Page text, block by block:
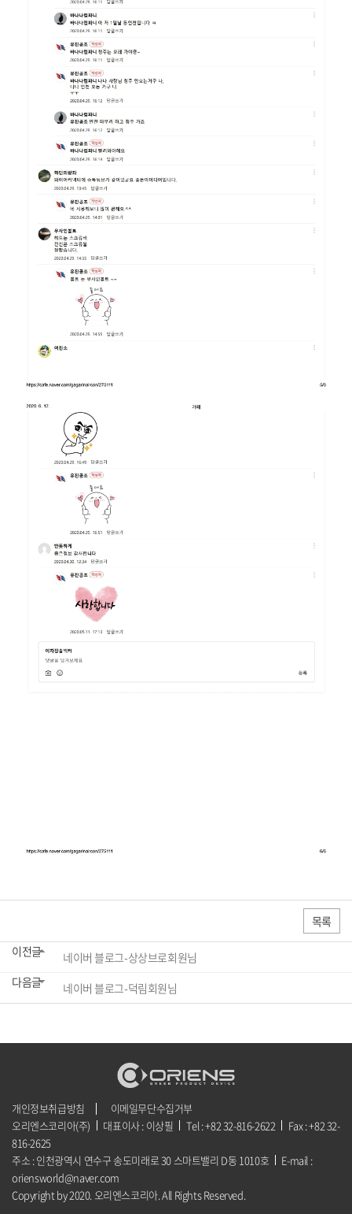
목록
이전글
네이버 블로그-상상브로회원님
다음글
네이버 블로그-덕림회원님
개인정보취급방침
이메일무단수집거부
오리엔스코리아(주)
대표이사 : 이상필 Tel : +82 32-816-2622
Fax : +82 32-
816-2625
주소 : 인천광역시 연수구 송도미래로 30 스마트밸리 D동 1010호
E-mail :
oriensworld@naver.com
Copyright by 2020. 오리엔스코리아. All Rights Reserved.